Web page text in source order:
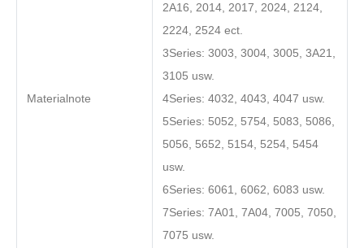
Materialnote
2A16, 2014, 2017, 2024, 2124,
2224, 2524 ect.
3Series: 3003, 3004, 3005, 3A21,
3105 usw.
4Series: 4032, 4043, 4047 usw.
5Series: 5052, 5754, 5083, 5086,
5056, 5652, 5154, 5254, 5454
usw.
6Series: 6061, 6062, 6083 usw.
7Series: 7A01, 7A04, 7005, 7050,
7075 usw.